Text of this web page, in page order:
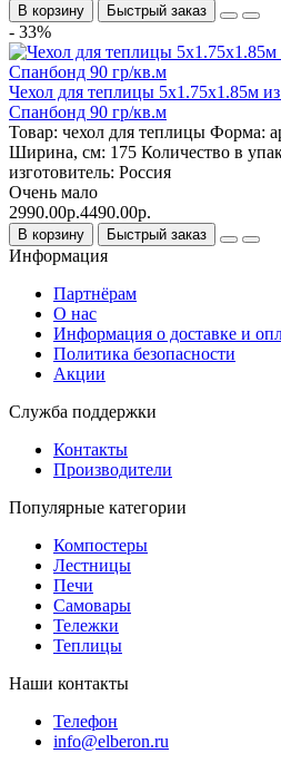
В корзину Быстрый заказ
- 33%
Чехол для теплицы 5х1.75х1.85м
Спанбонд 90 гр/кв.м
Товар: чехол для теплицы Форма:
Ширина, см: 175 Количество в
изготовитель: Россия
Очень мало
2990.00р.4490.00р.
В корзину Быстрый заказ
Информация
Партнёрам
О нас
Информация о доставке и
Политика безопасности
Акции
Служба поддержки
Контакты
Производители
Популярные категории
Компостеры
Лестницы
Печи
Самовары
Тележки
Теплицы
Наши контакты
Телефон
info@elberon.ru